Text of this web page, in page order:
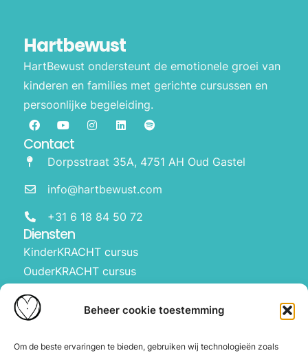
Beheer cookie toestemming
Om de beste ervaringen te bieden, gebruiken wij technologieën zoals
Hartbewust
HartBewust ondersteunt de emotionele groei van
kinderen en families met gerichte cursussen en
persoonlijke begeleiding.
Waarom Hartbewust
Diensten
KinderKRACHT cursus
OuderKRACHT cursus
HartBewust op school
Manifesteren met kinderen
Contact
Dorpsstraat 35A, 4751 AH Oud Gastel
info@hartbewust.com
+31 6 18 84 50 72